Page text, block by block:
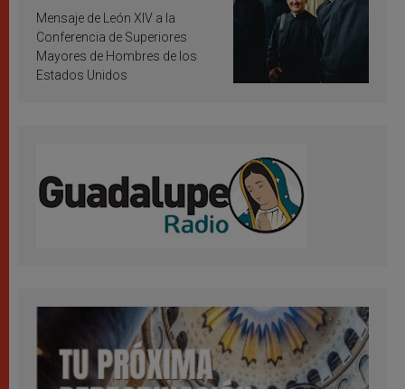
inspiración y santificación
Mensaje de León XIV a la
Conferencia de Superiores
Mayores de Hombres de los
Estados Unidos